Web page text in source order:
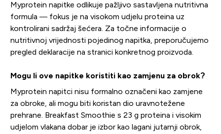
Myprotein napitke odlikuje pažljivo sastavljena nutritivna
formula — fokus je na visokom udjelu proteina uz
kontrolirani sadržaj šećera. Za točne informacije o
nutritivnoj vrijednosti pojedinog napitka, preporučujemo
pregled deklaracije na stranici konkretnog proizvoda.
Mogu li ove napitke koristiti kao zamjenu za obrok?
Myprotein napitci nisu formalno označeni kao zamjene
za obroke, ali mogu biti koristan dio uravnotežene
prehrane. Breakfast Smoothie s 23 g proteina i visokim
udjelom vlakana dobar je izbor kao lagani jutarnji obrok,